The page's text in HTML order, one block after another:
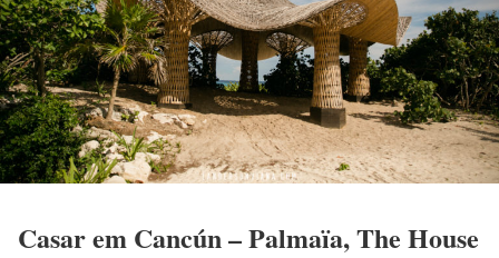
Casar em Cancún – Palmaïa, The House